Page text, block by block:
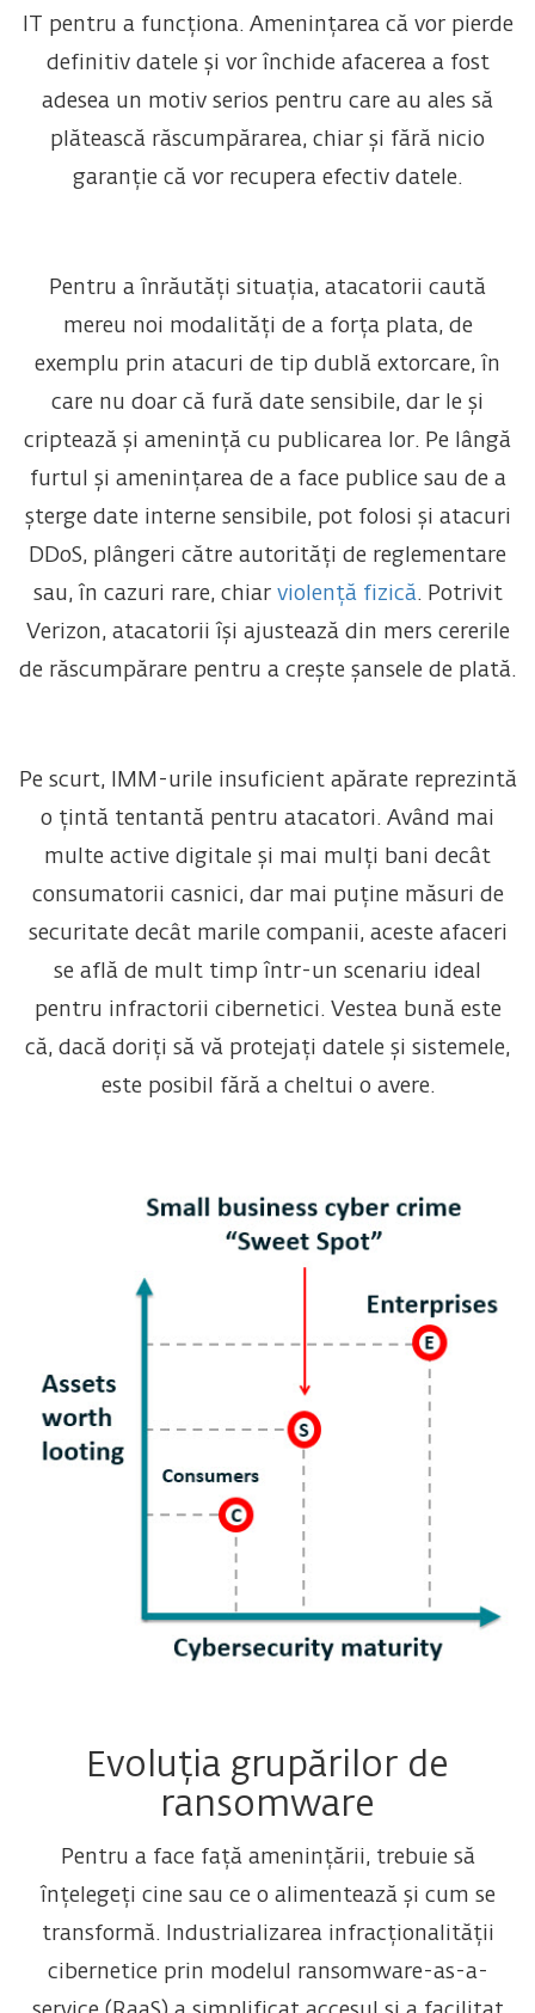
IT pentru a funcționa. Amenințarea că vor pierde
definitiv datele și vor închide afacerea a fost
adesea un motiv serios pentru care au ales să
plătească răscumpărarea, chiar și fără nicio
garanție că vor recupera efectiv datele.
Pentru a înrăutăți situația, atacatorii caută
mereu noi modalități de a forța plata, de
exemplu prin atacuri de tip dublă extorcare, în
care nu doar că fură date sensibile, dar le și
criptează și amenință cu publicarea lor. Pe lângă
furtul și amenințarea de a face publice sau de a
șterge date interne sensibile, pot folosi și atacuri
DDoS, plângeri către autorități de reglementare
sau, în cazuri rare, chiar violență fizică. Potrivit
Verizon, atacatorii își ajustează din mers cererile
de răscumpărare pentru a crește șansele de plată.
Pe scurt, IMM-urile insuficient apărate reprezintă
o țintă tentantă pentru atacatori. Având mai
multe active digitale și mai mulți bani decât
consumatorii casnici, dar mai puține măsuri de
securitate decât marile companii, aceste afaceri
se află de mult timp într-un scenariu ideal
pentru infractorii cibernetici. Vestea bună este
că, dacă doriți să vă protejați datele și sistemele,
este posibil fără a cheltui o avere.
Evoluția grupărilor de
ransomware
Pentru a face față amenințării, trebuie să
înțelegeți cine sau ce o alimentează și cum se
transformă. Industrializarea infracționalității
cibernetice prin modelul ransomware-as-a-